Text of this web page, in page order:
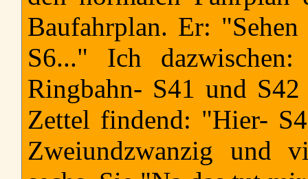
Baufahrplan. Er:
S6..." Ich
Ringbahn- S41 und
Zettel findend: "Hier-
Zweiundzwanzig und